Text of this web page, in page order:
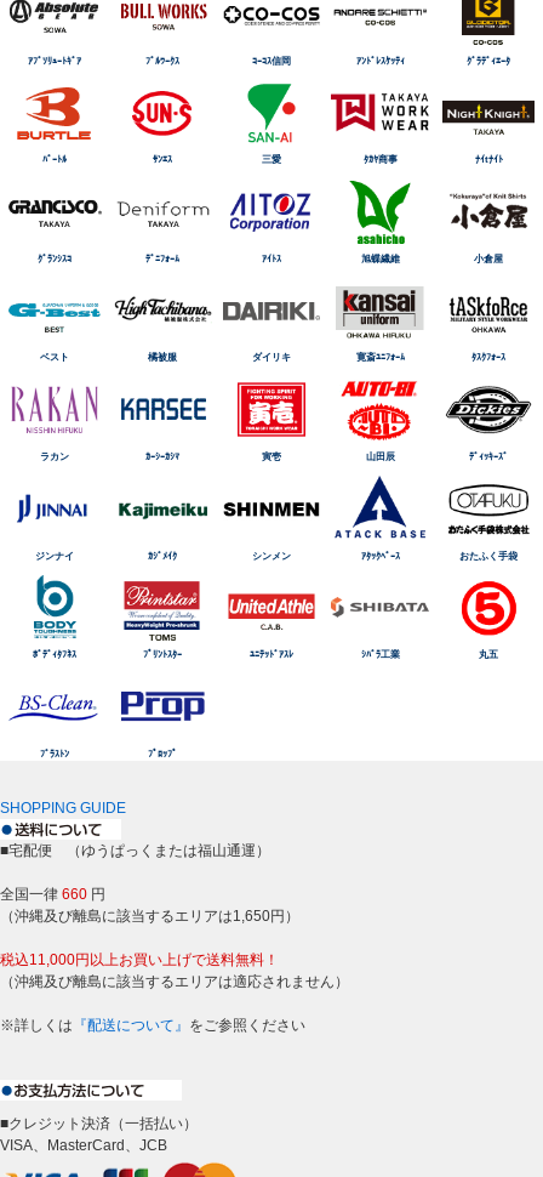
ｱﾌﾞｿﾘｭｰﾄｷﾞｱ ﾌﾞﾙﾜｰｸｽ ｺｰｺｽ信岡 ｱﾝﾄﾞﾚｽｹｯﾃｨ ｸﾞﾗﾃﾞｨｴｰﾀ
ﾊﾞｰﾄﾙ ｻﾝｴｽ 三愛 ﾀｶﾔ商事 ﾅｲtﾅｲﾄ
ｸﾞﾗﾝｼｽｺ ﾃﾞﾆﾌｫｰﾑ ｱｲﾄｽ 旭蝶繊維 小倉屋
ベスト 橘被服 ダイリキ 寛斎ﾕﾆﾌｫｰﾑ ﾀｽｸﾌｫｰｽ
ラカン ｶｰｼｰｶｼﾏ 寅壱 山田辰 ﾃﾞｨｯｷｰｽﾞ
ジンナイ ｶｼﾞﾒｲｸ シンメン ｱﾀｯｸﾍﾞｰｽ おたふく手袋
ﾎﾞﾃﾞｨﾀﾌﾈｽ ﾌﾟﾘﾝﾄｽﾀｰ ﾕﾆﾃｯﾄﾞｱｽﾚ ｼﾊﾞﾗ工業 丸五
ﾌﾞﾗｽﾄﾝ ﾌﾟﾛｯﾌﾟ
SHOPPING GUIDE
■宅配便 （ゆうぱっくまたは福山通運）
全国一律 660 円
（沖縄及び離島に該当するエリアは1,650円）
税込11,000円以上お買い上げで送料無料！
（沖縄及び離島に該当するエリアは適応されません）
※詳しくは 『配送について』 をご参照ください
■クレジット決済（一括払い）
VISA、MasterCard、JCB